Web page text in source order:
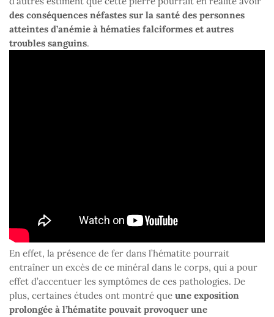
des conséquences néfastes sur la santé des personnes
atteintes d’anémie à hématies falciformes et autres
troubles sanguins.
En effet, la présence de fer dans l’hématite pourrait
entraîner un excès de ce minéral dans le corps, qui a pour
effet d’accentuer les symptômes de ces pathologies. De
plus, certaines études ont montré que une exposition
prolongée à l’hématite pouvait provoquer une